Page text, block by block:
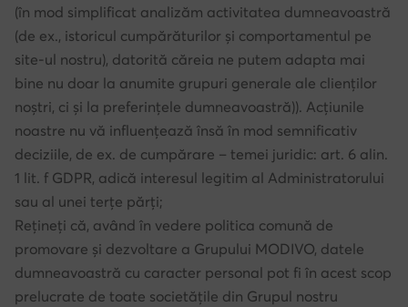
(în mod simplificat analizăm activitatea dumneavoastră
(de ex., istoricul cumpărăturilor și comportamentul pe
site-ul nostru), datorită căreia ne putem adapta mai
bine nu doar la anumite grupuri generale ale clienților
noștri, ci și la preferințele dumneavoastră)). Acțiunile
noastre nu vă influențează însă în mod semnificativ
deciziile, de ex. de cumpărare – temei juridic: art. 6 alin.
1 lit. f GDPR, adică interesul legitim al Administratorului
sau al unei terțe părți;
Rețineți că, având în vedere politica comună de
promovare și dezvoltare a Grupului MODIVO, datele
dumneavoastră cu caracter personal pot fi în acest scop
prelucrate de toate societățile din Grupul nostru